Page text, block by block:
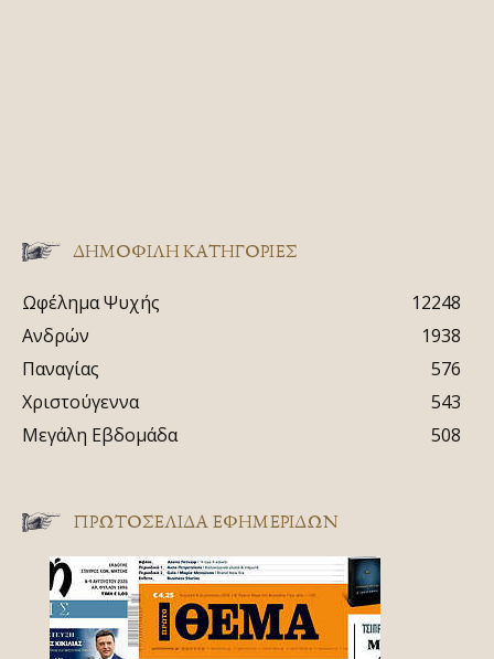
ΔΗΜΟΦΙΛΗ ΚΑΤΗΓΟΡΙΕΣ
Ωφέλημα Ψυχής
12248
Ανδρών
1938
Παναγίας
576
Χριστούγεννα
543
Μεγάλη Εβδομάδα
508
ΠΡΩΤΟΣΈΛΙΔΑ ΕΦΗΜΕΡΊΔΩΝ